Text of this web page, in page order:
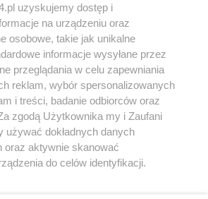
Instagram Youtube
uzyskujemy dostęp i
na urządzeniu oraz
osobowe, takie jak unikalne
informacje wysyłane przez
przeglądania w celu zapewniania
reklam, wybór spersonalizowanych
i treści, badanie odbiorców oraz
zgodą Użytkownika my i Zaufani
używać dokładnych danych
oraz aktywnie skanować
do celów identyfikacji.